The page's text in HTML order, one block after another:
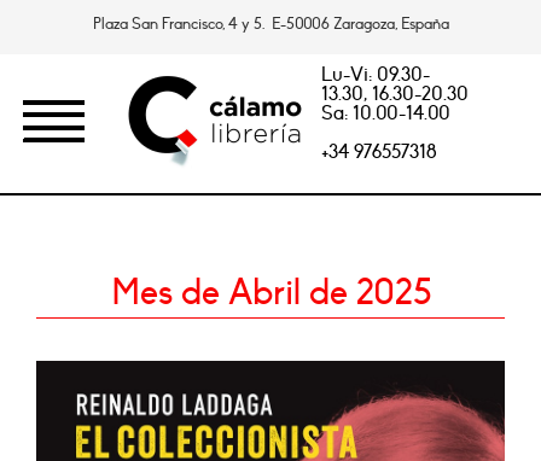
Plaza San Francisco, 4 y 5. E-50006 Zaragoza, España
Lu-Vi: 09.30-
13.30, 16.30-20.30
Sa: 10.00-14.00
+34 976557318
Mes de Abril de 2025